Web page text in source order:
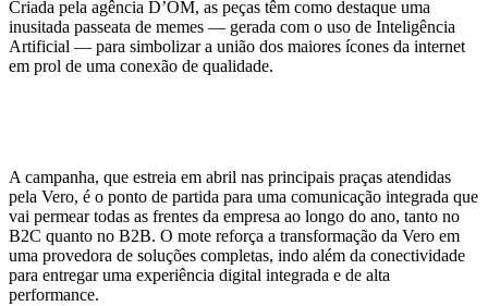
Criada pela agência D’OM, as peças têm como destaque uma
inusitada passeata de memes — gerada com o uso de Inteligência
Artificial — para simbolizar a união dos maiores ícones da internet
em prol de uma conexão de qualidade.
A campanha, que estreia em abril nas principais praças atendidas
pela Vero, é o ponto de partida para uma comunicação integrada que
vai permear todas as frentes da empresa ao longo do ano, tanto no
B2C quanto no B2B. O mote reforça a transformação da Vero em
uma provedora de soluções completas, indo além da conectividade
para entregar uma experiência digital integrada e de alta
performance.